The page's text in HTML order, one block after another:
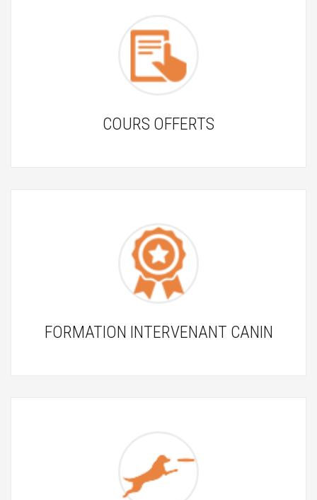
COURS OFFERTS
FORMATION INTERVENANT CANIN